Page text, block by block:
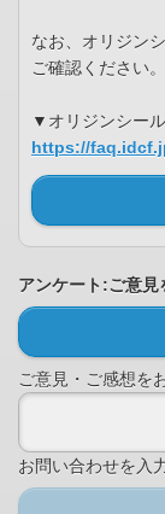
なお、オリジン
ご確認ください。
▼オリジンシー
https://
アンケート:ご意
ご意見・ご感想を
お問い合わせを入